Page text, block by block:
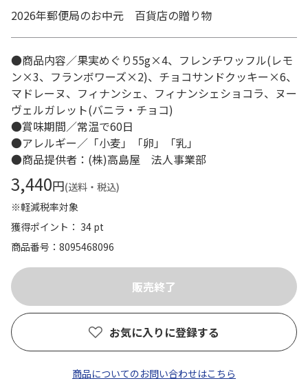
2026年郵便局のお中元 百貨店の贈り物
●商品内容／果実めぐり55g×4、フレンチワッフル(レモ
ン×3、フランボワーズ×2)、チョコサンドクッキー×6、
マドレーヌ、フィナンシェ、フィナンシェショコラ、ヌー
ヴェルガレット(バニラ・チョコ)
●賞味期間／常温で60日
●アレルギー／「小麦」「卵」「乳」
●商品提供者：(株)高島屋 法人事業部
3,440円(送料・税込)
※軽減税率対象
獲得ポイント： 34 pt
商品番号
8095468096
お気に入りに登録する
商品についてのお問い合わせはこちら